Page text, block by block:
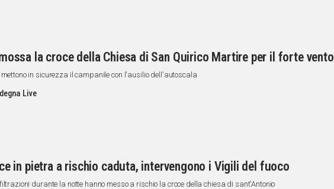
la croce della Chiesa di San Quirico Martire per il forte vento
mettono in sicurezza il campanile con l'ausilio dell'autoscala
Live
in pietra a rischio caduta, intervengono i Vigili del fuoco
durante la notte hanno messo a rischio la croce della chiesa di sant'Antonio